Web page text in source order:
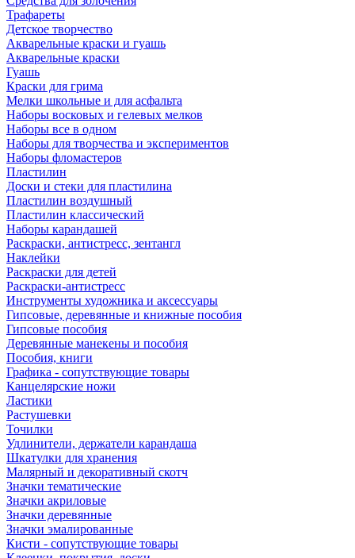
Трафареты
Детское творчество
Акварельные краски и гуашь
Акварельные краски
Гуашь
Краски для грима
Мелки школьные и для асфальта
Наборы восковых и гелевых мелков
Наборы все в одном
Наборы для творчества и экспериментов
Наборы фломастеров
Пластилин
Доски и стеки для пластилина
Пластилин воздушный
Пластилин классический
Наборы карандашей
Раскраски, антистресс, зентангл
Наклейки
Раскраски для детей
Раскраски-антистресс
Инструменты художника и аксессуары
Гипсовые, деревянные и книжные пособия
Гипсовые пособия
Деревянные манекены и пособия
Пособия, книги
Графика - сопутствующие товары
Канцелярские ножи
Ластики
Растушевки
Точилки
Удлинители, держатели карандаша
Шкатулки для хранения
Малярный и декоративный скотч
Значки тематические
Значки акриловые
Значки деревянные
Значки эмалированные
Кисти - сопутствующие товары